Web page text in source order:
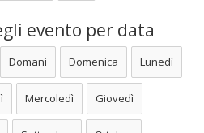
evento per data
Domani Domenica Lunedì
Mercoledì Giovedì